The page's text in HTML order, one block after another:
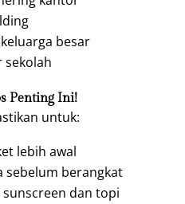
besar
sekolah
Penting Ini!
untuk:
lebih awal
sebelum berangkat
dan topi